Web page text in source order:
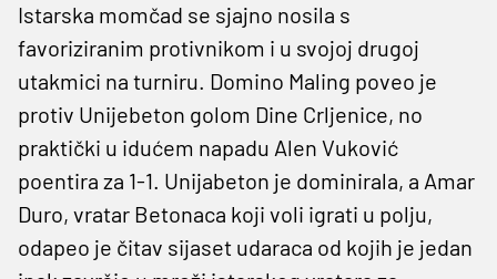
Istarska momčad se sjajno nosila s
favoriziranim protivnikom i u svojoj drugoj
utakmici na turniru. Domino Maling poveo je
protiv Unijebeton golom Dine Crljenice, no
praktički u idućem napadu Alen Vuković
poentira za 1-1. Unijabeton je dominirala, a Amar
Duro, vratar Betonaca koji voli igrati u polju,
odapeo je čitav sijaset udaraca od kojih je jedan